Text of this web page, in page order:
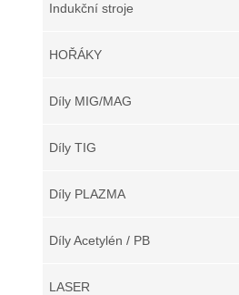
Indukční stroje
HOŘÁKY
Díly MIG/MAG
Díly TIG
Díly PLAZMA
Díly Acetylén / PB
LASER